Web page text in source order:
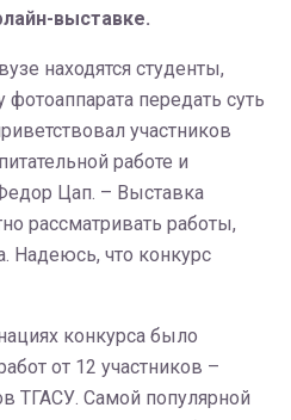
выставке.
находятся студенты,
передать суть
участников
работе и
Цап. – Выставка
рассматривать работы,
Надеюсь, что конкурс
конкурса было
от 12 участников –
ТГАСУ. Самой популярной